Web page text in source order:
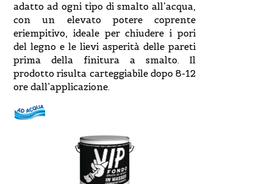
adatto ad ogni tipo di smalto all’acqua,
con un elevato potere coprente
eriempitivo, ideale per chiudere i pori
del legno e le lievi asperità delle pareti
prima della finitura a smalto. Il
prodotto risulta carteggiabile dopo 8-12
ore dall’applicazione.